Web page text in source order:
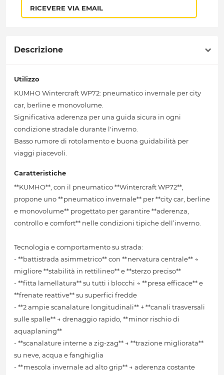
RICEVERE VIA EMAIL
Descrizione
Utilizzo
KUMHO Wintercraft WP72: pneumatico invernale per city
car, berline e monovolume.
Significativa aderenza per una guida sicura in ogni
condizione stradale durante l'inverno.
Basso rumore di rotolamento e buona guidabilità per
viaggi piacevoli.
Caratteristiche
**KUMHO**, con il pneumatico **Wintercraft WP72**,
propone uno **pneumatico invernale** per **city car, berline
e monovolume** progettato per garantire **aderenza,
controllo e comfort** nelle condizioni tipiche dell’inverno.
Tecnologia e comportamento su strada:
- **battistrada asimmetrico** con **nervatura centrale** →
migliore **stabilità in rettilineo** e **sterzo preciso**
- **fitta lamellatura** su tutti i blocchi → **presa efficace** e
**frenate reattive** su superfici fredde
- **2 ampie scanalature longitudinali** + **canali trasversali
sulle spalle** → drenaggio rapido, **minor rischio di
aquaplaning**
- **scanalature interne a zig-zag** → **trazione migliorata**
su neve, acqua e fanghiglia
- **mescola invernale ad alto grip** → aderenza costante